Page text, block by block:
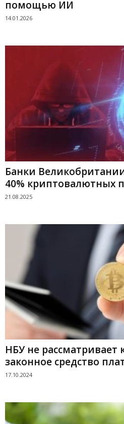
помощью ИИ
14.01.2026
Банки
40% криптовалютных
21.08.2025
НБУ не рассматривает
законное средство
17.10.2024